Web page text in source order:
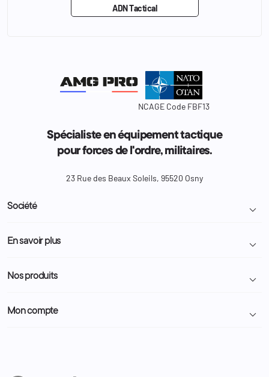
ADN Tactical
NCAGE Code FBF13
Spécialiste en équipement tactique
pour forces de l'ordre, militaires.
23 Rue des Beaux Soleils, 95520 Osny
Société 
Livraison et retour colis
Demande de devis
Nous contacter
En savoir plus 
Programme Fidélité
Administration
Nos produits 
Police Municipale | ASVP
Mon compte 